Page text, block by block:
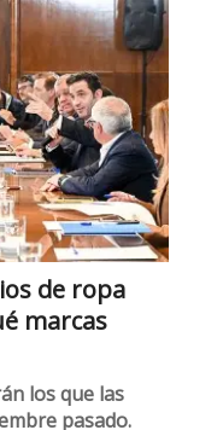
de ropa
marcas
los que las
pasado.